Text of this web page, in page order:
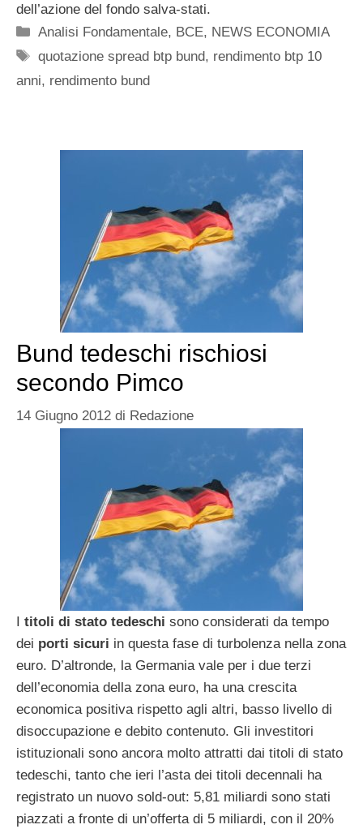
dell’azione del fondo salva-stati.
Categorie
Analisi Fondamentale, BCE, NEWS ECONOMIA
Tag
quotazione spread btp bund, rendimento btp 10
anni, rendimento bund
Bund tedeschi rischiosi
secondo Pimco
14 Giugno 2012 di Redazione
titoli di stato tedeschi sono considerati da tempo
dei porti sicuri in questa fase di turbolenza nella zona
euro. D’altronde, la Germania vale per i due terzi
dell’economia della zona euro, ha una crescita
economica positiva rispetto agli altri, basso livello di
disoccupazione e debito contenuto. Gli investitori
istituzionali sono ancora molto attratti dai titoli di stato
tedeschi, tanto che ieri l’asta dei titoli decennali ha
registrato un nuovo sold-out: 5,81 miliardi sono stati
piazzati a fronte di un’offerta di 5 miliardi, con il 20%